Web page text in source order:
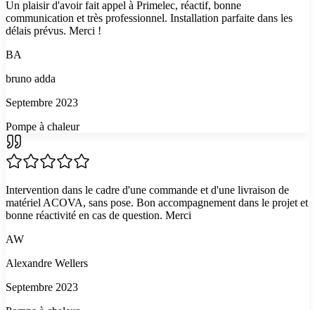
Un plaisir d'avoir fait appel à Primelec, réactif, bonne
communication et très professionnel. Installation parfaite dans les
délais prévus. Merci !
BA
bruno adda
Septembre 2023
Pompe à chaleur
Intervention dans le cadre d'une commande et d'une livraison de
matériel ACOVA, sans pose. Bon accompagnement dans le projet et
bonne réactivité en cas de question. Merci
AW
Alexandre Wellers
Septembre 2023